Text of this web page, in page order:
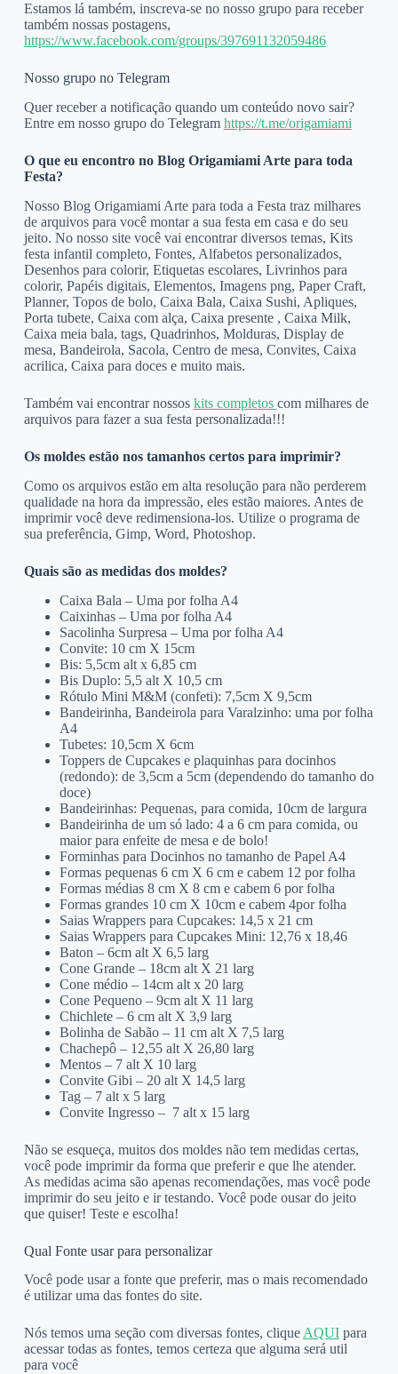
Estamos lá também, inscreva-se no nosso grupo para receber
também nossas postagens,
https://www.facebook.com/groups/397691132059486
Nosso grupo no Telegram
Quer receber a notificação quando um conteúdo novo sair?
Entre em nosso grupo do Telegram https://t.me/origamiami
O que eu encontro no Blog Origamiami Arte para toda
Festa?
Nosso Blog Origamiami Arte para toda a Festa traz milhares
de arquivos para você montar a sua festa em casa e do seu
jeito. No nosso site você vai encontrar diversos temas, Kits
festa infantil completo, Fontes, Alfabetos personalizados,
Desenhos para colorir, Etiquetas escolares, Livrinhos para
colorir, Papéis digitais, Elementos, Imagens png, Paper Craft,
Planner, Topos de bolo, Caixa Bala, Caixa Sushi, Apliques,
Porta tubete, Caixa com alça, Caixa presente , Caixa Milk,
Caixa meia bala, tags, Quadrinhos, Molduras, Display de
mesa, Bandeirola, Sacola, Centro de mesa, Convites, Caixa
acrilica, Caixa para doces e muito mais.
Também vai encontrar nossos kits completos com milhares de
arquivos para fazer a sua festa personalizada!!!
Os moldes estão nos tamanhos certos para imprimir?
Como os arquivos estão em alta resolução para não perderem
qualidade na hora da impressão, eles estão maiores. Antes de
imprimir você deve redimensiona-los. Utilize o programa de
sua preferência, Gimp, Word, Photoshop.
Quais são as medidas dos moldes?
Caixa Bala – Uma por folha A4
Caixinhas – Uma por folha A4
Sacolinha Surpresa – Uma por folha A4
Convite: 10 cm X 15cm
Bis: 5,5cm alt x 6,85 cm
Bis Duplo: 5,5 alt X 10,5 cm
Rótulo Mini M&M (confeti): 7,5cm X 9,5cm
Bandeirinha, Bandeirola para Varalzinho: uma por folha
A4
Tubetes: 10,5cm X 6cm
Toppers de Cupcakes e plaquinhas para docinhos
(redondo): de 3,5cm a 5cm (dependendo do tamanho do
doce)
Bandeirinhas: Pequenas, para comida, 10cm de largura
Bandeirinha de um só lado: 4 a 6 cm para comida, ou
maior para enfeite de mesa e de bolo!
Forminhas para Docinhos no tamanho de Papel A4
Formas pequenas 6 cm X 6 cm e cabem 12 por folha
Formas médias 8 cm X 8 cm e cabem 6 por folha
Formas grandes 10 cm X 10cm e cabem 4por folha
Saias Wrappers para Cupcakes: 14,5 x 21 cm
Saias Wrappers para Cupcakes Mini: 12,76 x 18,46
Baton – 6cm alt X 6,5 larg
Cone Grande – 18cm alt X 21 larg
Cone médio – 14cm alt x 20 larg
Cone Pequeno – 9cm alt X 11 larg
Chichlete – 6 cm alt X 3,9 larg
Bolinha de Sabão – 11 cm alt X 7,5 larg
Chachepô – 12,55 alt X 26,80 larg
Mentos – 7 alt X 10 larg
Convite Gibi – 20 alt X 14,5 larg
Tag – 7 alt x 5 larg
Convite Ingresso – 7 alt x 15 larg
Não se esqueça, muitos dos moldes não tem medidas certas,
você pode imprimir da forma que preferir e que lhe atender.
As medidas acima são apenas recomendações, mas você pode
imprimir do seu jeito e ir testando. Você pode ousar do jeito
que quiser! Teste e escolha!
Qual Fonte usar para personalizar
Você pode usar a fonte que preferir, mas o mais recomendado
é utilizar uma das fontes do site.
Nós temos uma seção com diversas fontes, clique AQUIpara
acessar todas as fontes, temos certeza que alguma será util
para você